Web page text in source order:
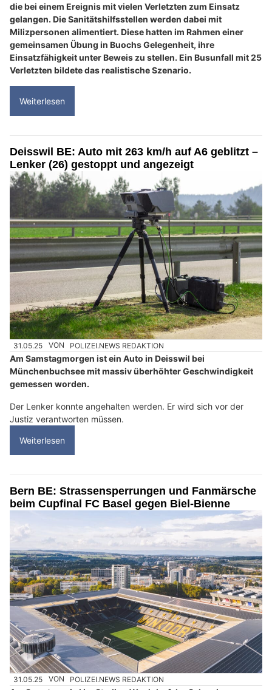
die bei einem Ereignis mit vielen Verletzten zum Einsatz
gelangen. Die Sanitätshilfsstellen werden dabei mit
Milizpersonen alimentiert. Diese hatten im Rahmen einer
gemeinsamen Übung in Buochs Gelegenheit, ihre
Einsatzfähigkeit unter Beweis zu stellen. Ein Busunfall mit 25
Verletzten bildete das realistische Szenario.
Weiterlesen
Deisswil BE: Auto mit 263 km/h auf A6 geblitzt –
Lenker (26) gestoppt und angezeigt
31.05.25 VON POLIZEI.NEWS REDAKTION
Am Samstagmorgen ist ein Auto in Deisswil bei
Münchenbuchsee mit massiv überhöhter Geschwindigkeit
gemessen worden.
Der Lenker konnte angehalten werden. Er wird sich vor der
Justiz verantworten müssen.
Weiterlesen
Bern BE: Strassensperrungen und Fanmärsche
beim Cupfinal FC Basel gegen Biel-Bienne
31.05.25 VON POLIZEI.NEWS REDAKTION